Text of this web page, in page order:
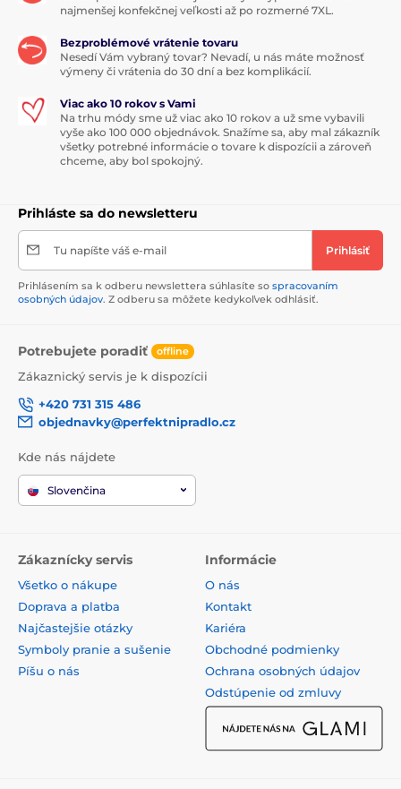
najmenšej konfekčnej veľkosti až po rozmerné 7XL.
Bezproblémové vrátenie tovaru
Nesedí Vám vybraný tovar? Nevadí, u nás máte možnosť
výmeny či vrátenia do 30 dní a bez komplikácií.
Viac ako 10 rokov s Vami
Na trhu módy sme už viac ako 10 rokov a už sme vybavili
vyše ako 100 000 objednávok. Snažíme sa, aby mal zákazník
všetky potrebné informácie o tovare k dispozícii a zároveň
chceme, aby bol spokojný.
Prihláste sa do newsletteru
Tu napíšte váš e-mail Prihlásiť
Prihlásením sa k odberu newslettera súhlasíte so spracovaním
osobných údajov. Z odberu sa môžete kedykoľvek odhlásiť.
Potrebujete poradiť offline
Zákaznický servis je k dispozícii
+420 731 315 486
objednavky@perfektnipradlo.cz
Kde nás nájdete
Slovenčina
Zákaznícky servis
Všetko o nákupe
Doprava a platba
Najčastejšie otázky
Symboly pranie a sušenie
Píšu o nás
Informácie
O nás
Kontakt
Kariéra
Obchodné podmienky
Ochrana osobných údajov
Odstúpenie od zmluvy